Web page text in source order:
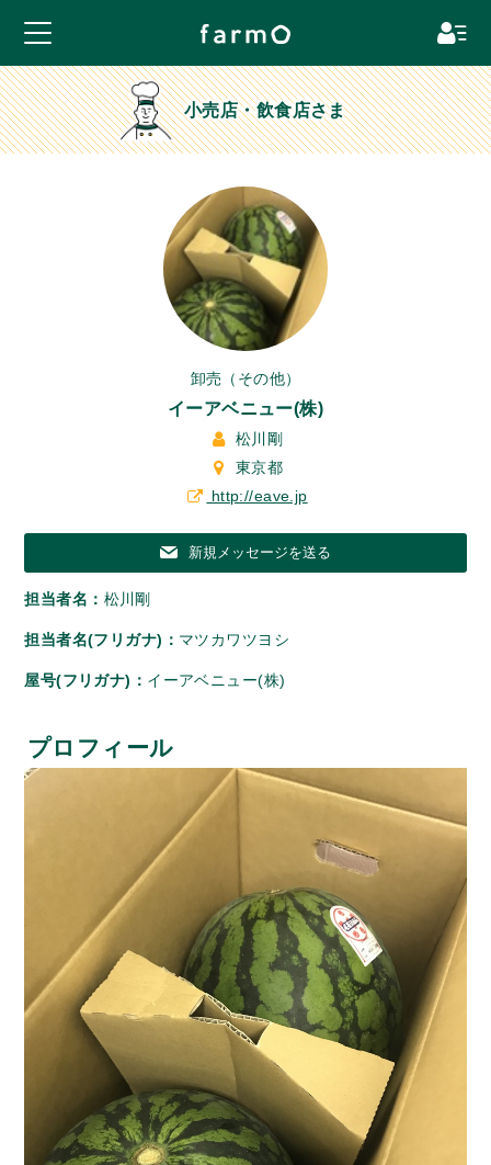
小売店・飲食店さま
卸売（その他）
イーアベニュー(株)
松川剛
東京都
http://eave.jp
新規メッセージを送る
担当者名： 松川剛
担当者名(フリガナ)： マツカワツヨシ
屋号(フリガナ)： イーアベニュー(株)
プロフィール